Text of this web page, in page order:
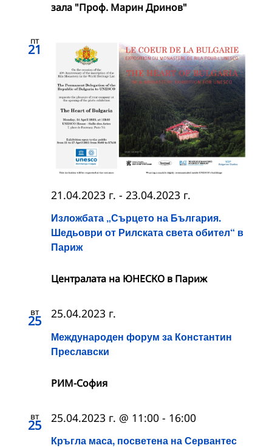
зала "Проф. Марин Дринов"
пт
21
Изложбата „Сърцето на България.
Шедьоври от Рилската света обител“ в
Париж
21.04.2023 г. - 23.04.2023 г.
Централата на ЮНЕСКО в Париж
вт
25
Международен форум за Константин
Преславски
25.04.2023 г.
РИМ-София
вт
25
Кръгла маса, посветена на Сервантес
25.04.2023 г. @ 11:00 - 16:00